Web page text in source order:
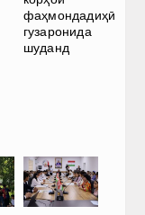
фаҳмондадиҳӣ
гузаронида
шуданд